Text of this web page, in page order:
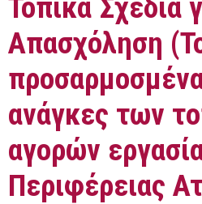
Τοπικά Σχέδια
Απασχόληση
ανάγκες των
αγορών
Περιφέρειας